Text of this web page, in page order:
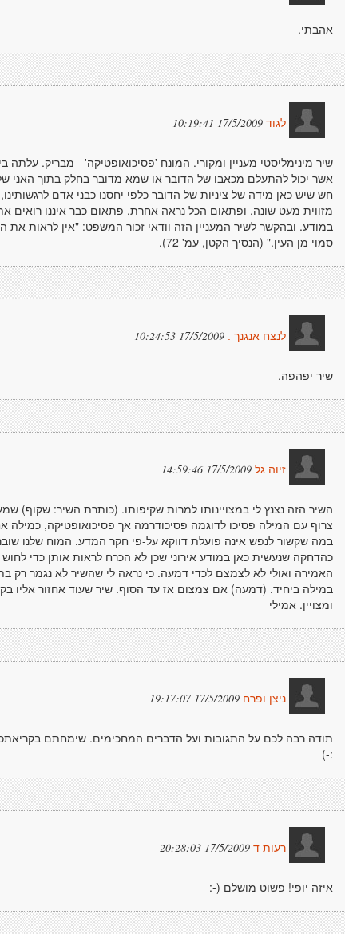
אהבתי.
לגוד 17/5/2009 10:19:41
שיר מינימליסטי מעניין ומקורי. המונח 'פסיכואופטיקה' - מבריק.
אשר יכול להתעלם מכאבו של הדובר או שמא מדובר בחלק בתוך האני
חש שיש כאן מידה של ציניות של הדובר כלפי יחסנו כבני אדם
מזווית מעט שונה, ופתאום הכל נראה אחרת, פתאום כבר איננו רואים
במודע. ובהקשר לשיר המעניין הזה וודאי זכור המשפט: "אין לראות
סמוי מן העין." (הנסיך הקטן, עמ' 72).
לנצח אנגנך . 17/5/2009 10:24:53
שיר יפהפה.
זיוה גל 17/5/2009 14:59:46
השיר הזה נצנץ לי במצויינותו למרות שקיפותו. (כותרת השיר: שקוף)
צרוף עם המילה פסיכו לדוגמה פסיכודרמה אך פסיכואופטיקה,
במה שקשור לנפש אינה פועלת דווקא על-פי חקר המדע. המוח שלנו
כהדחקה שנעשית כאן במודע אירוני שכן לא הכרח לראות אותן כדי
האמירה ואולי לא לצמצם לכדי דמעה. כי נראה לי שהשיר לא נגמר
במילה ביחיד. (דמעה) אם צמצום אז עד הסוף. שיר שעוד אחזור אליו
ומצויין. אמילי
ניצן ופרח 17/5/2009 19:17:07
תודה רבה לכם על התגובות ועל הדברים המחכימים. שימחתם
:-)
רעות ד 17/5/2009 20:28:03
איזה יופי! פשוט מושלם (-: